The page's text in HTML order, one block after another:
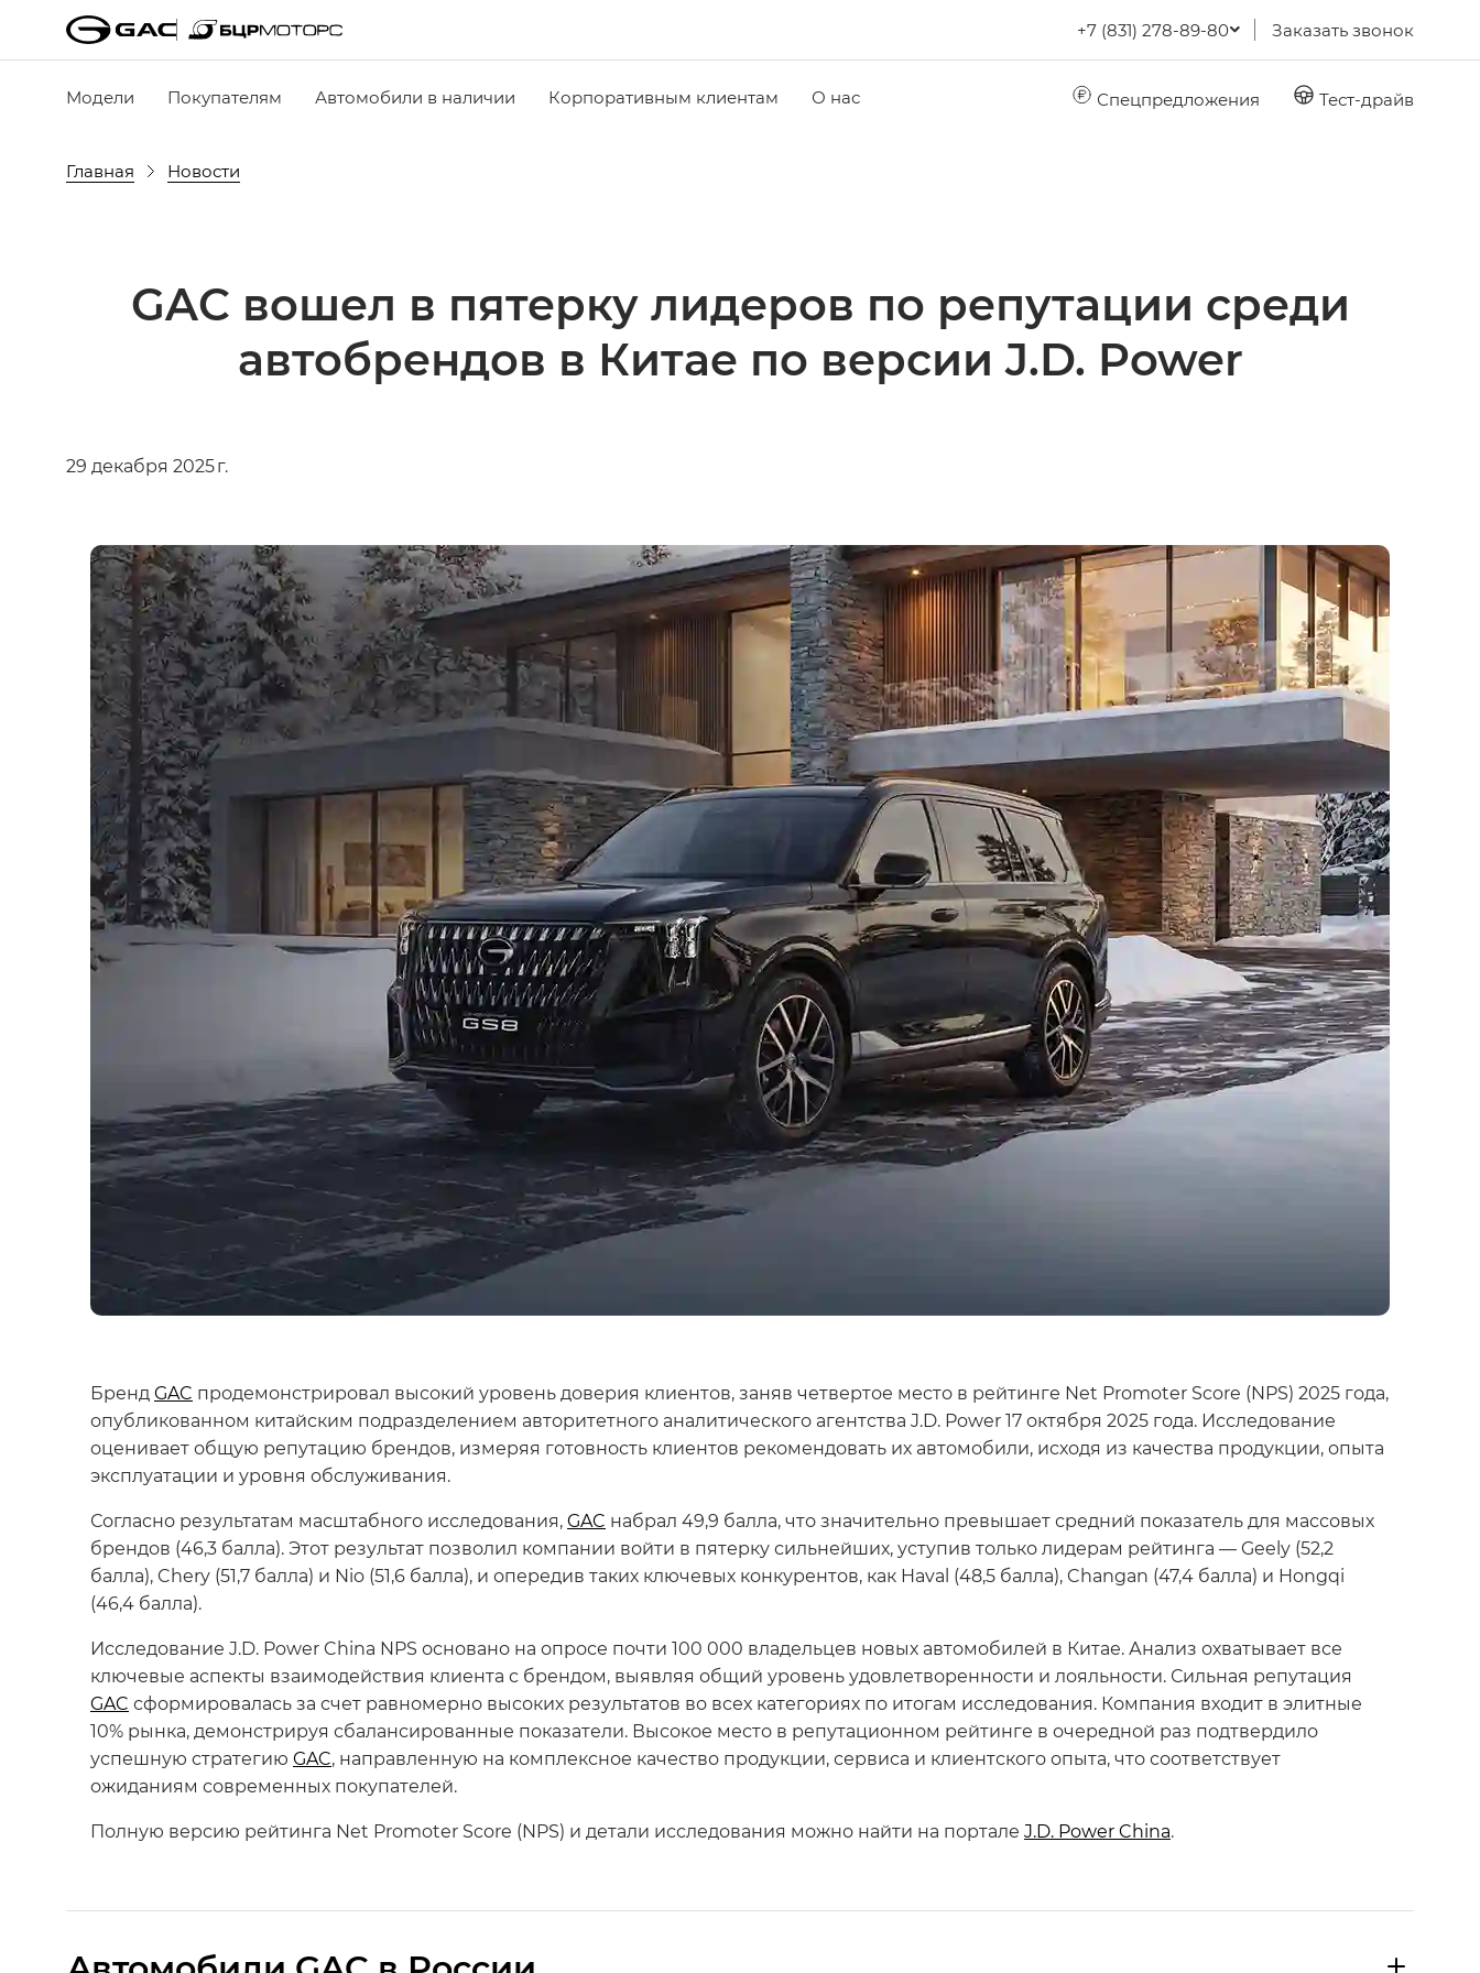
+7 (831) 278-89-80 Заказать звонок
Модели Покупателям Автомобили в наличии Корпоративным клиентам О нас Спецпредложения Тест-драйв
Главная Новости
GAC вошел в пятерку лидеров по репутации среди
автобрендов в Китае по версии J.D. Power
29 декабря 2025 г.
Бренд GAC продемонстрировал высокий уровень доверия клиентов, заняв четвертое место в рейтинге Net Promoter Score (NPS) 2025 года,
опубликованном китайским подразделением авторитетного аналитического агентства J.D. Power 17 октября 2025 года. Исследование
оценивает общую репутацию брендов, измеряя готовность клиентов рекомендовать их автомобили, исходя из качества продукции, опыта
эксплуатации и уровня обслуживания.
Согласно результатам масштабного исследования,GAC набрал 49,9 балла, что значительно превышает средний показатель для массовых
брендов (46,3 балла). Этот результат позволил компании войти в пятерку сильнейших, уступив только лидерам рейтинга — Geely (52,2
балла), Chery (51,7 балла) и Nio (51,6 балла), и опередив таких ключевых конкурентов, как Haval (48,5 балла), Changan (47,4 балла) и Hongqi
(46,4 балла).
Исследование J.D. Power China NPS основано на опросе почти 100 000 владельцев новых автомобилей в Китае. Анализ охватывает все
ключевые аспекты взаимодействия клиента с брендом, выявляя общий уровень удовлетворенности и лояльности. Сильная репутация
GAC сформировалась за счет равномерно высоких результатов во всех категориях по итогам исследования. Компания входит в элитные
10% рынка, демонстрируя сбалансированные показатели. Высокое место в репутационном рейтинге в очередной раз подтвердило
успешную стратегию GAC, направленную на комплексное качество продукции, сервиса и клиентского опыта, что соответствует
ожиданиям современных покупателей.
Полную версию рейтинга Net Promoter Score (NPS) и детали исследования можно найти на портале J.D. Power China.